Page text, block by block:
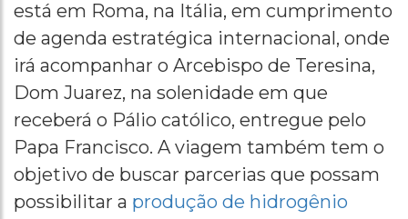
está em Roma, na Itália, em cumprimento
de agenda estratégica internacional, onde
irá acompanhar o Arcebispo de Teresina,
Dom Juarez, na solenidade em que
receberá o Pálio católico, entregue pelo
Papa Francisco. A viagem também tem o
objetivo de buscar parcerias que possam
possibilitar a produção de hidrogênio